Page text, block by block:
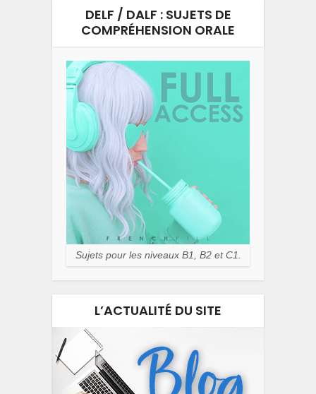
DELF / DALF : SUJETS DE
COMPRÉHENSION ORALE
Sujets pour les niveaux B1, B2 et C1.
L’ACTUALITÉ DU SITE